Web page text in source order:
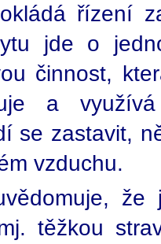
řízení
jde o
činnost,
a
se zastavit,
vzduchu.
že
těžkou